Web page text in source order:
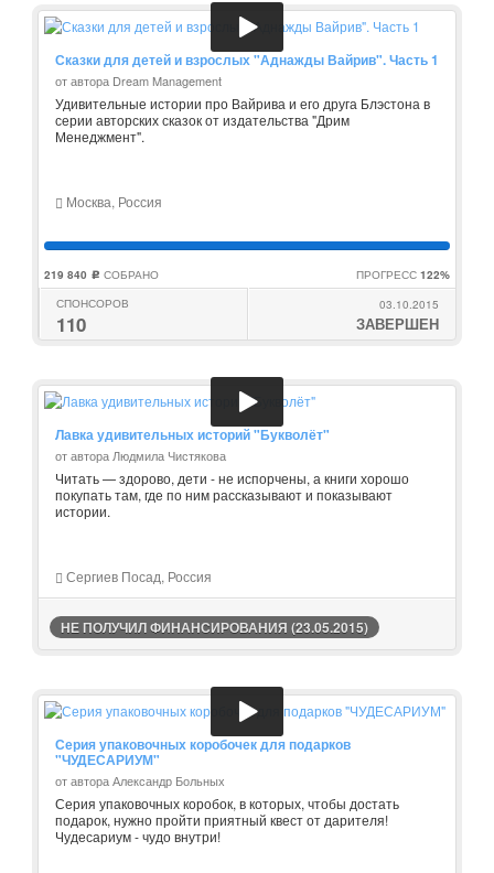
Сказки для детей и взрослых "Аднажды Вайрив". Часть 1
от автора Dream Management
Удивительные истории про Вайрива и его друга Блэстона в
серии авторских сказок от издательства "Дрим
Менеджмент".
Москва, Россия
219 840 c СОБРАНО ПРОГРЕСС 122%
СПОНСОРОВ
110
03.10.2015
ЗАВЕРШЕН
Лавка удивительных историй "Букволёт"
от автора Людмила Чистякова
Читать — здорово, дети - не испорчены, а книги хорошо
покупать там, где по ним рассказывают и показывают
истории.
Сергиев Посад, Россия
НЕ ПОЛУЧИЛ ФИНАНСИРОВАНИЯ (23.05.2015)
Серия упаковочных коробочек для подарков
"ЧУДЕСАРИУМ"
от автора Александр Больных
Серия упаковочных коробок, в которых, чтобы достать
подарок, нужно пройти приятный квест от дарителя!
Чудесариум - чудо внутри!